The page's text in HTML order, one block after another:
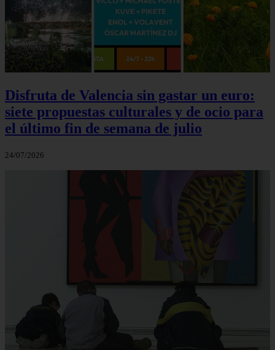
Disfruta de Valencia sin gastar un euro:
siete propuestas culturales y de ocio para
el último fin de semana de julio
24/07/2026